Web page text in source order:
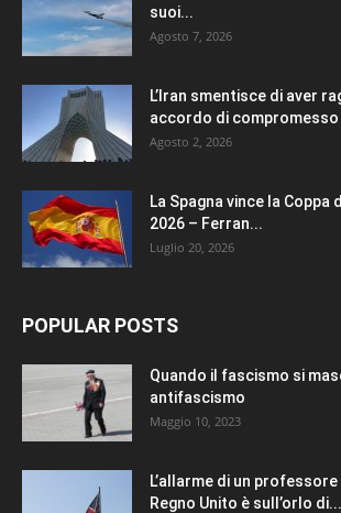
suoi...
Agosto 7, 2026
L’Iran smentisce di aver
accordo di compromesso
Agosto 2, 2026
La Spagna vince la Coppa
2026 – Ferran...
Luglio 20, 2026
POPULAR POSTS
Quando il fascismo si
antifascismo
Maggio 10, 2023
L’allarme di un
Regno Unito è sull’orlo di...